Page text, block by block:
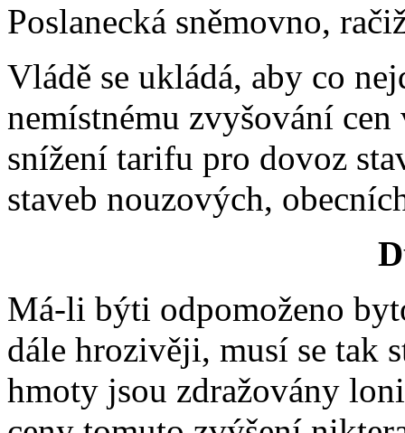
Poslanecká sněmovno,
Vládě se ukládá, aby co
nemístnému zvyšování
snížení tarifu pro dovoz
staveb nouzových,
Má-li býti odpomoženo
dále hrozivěji, musí se tak
hmoty jsou zdražovány